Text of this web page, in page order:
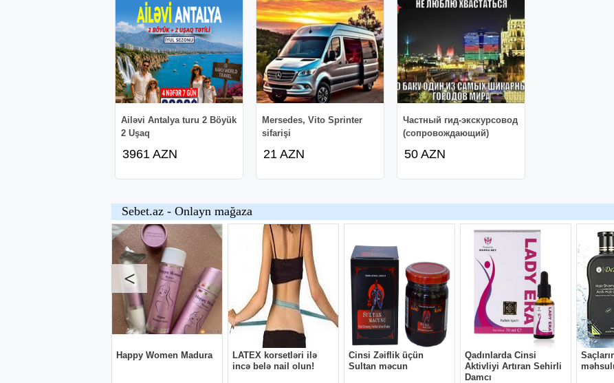
Ailəvi Antalya turu 2 Böyük
2 Uşaq
3961 AZN
Mersedes, Vito Sprinter
sifarişi
21 AZN
Частный гид-экскурсовод
(сопровождающий)
50 AZN